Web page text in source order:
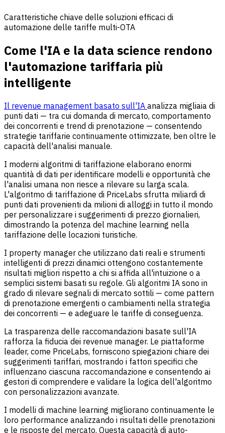
Caratteristiche chiave delle soluzioni efficaci di
automazione delle tariffe multi-OTA
Come l'IA e la data science rendono
l'automazione tariffaria più
intelligente
Il revenue management basato sull'IA analizza migliaia di
punti dati — tra cui domanda di mercato, comportamento
dei concorrenti e trend di prenotazione — consentendo
strategie tariffarie continuamente ottimizzate, ben oltre le
capacità dell'analisi manuale.
I moderni algoritmi di tariffazione elaborano enormi
quantità di dati per identificare modelli e opportunità che
l'analisi umana non riesce a rilevare su larga scala.
L'algoritmo di tariffazione di PriceLabs sfrutta miliardi di
punti dati provenienti da milioni di alloggi in tutto il mondo
per personalizzare i suggerimenti di prezzo giornalieri,
dimostrando la potenza del machine learning nella
tariffazione delle locazioni turistiche.
I property manager che utilizzano dati reali e strumenti
intelligenti di prezzi dinamici ottengono costantemente
risultati migliori rispetto a chi si affida all'intuizione o a
semplici sistemi basati su regole. Gli algoritmi IA sono in
grado di rilevare segnali di mercato sottili — come pattern
di prenotazione emergenti o cambiamenti nella strategia
dei concorrenti — e adeguare le tariffe di conseguenza.
La trasparenza delle raccomandazioni basate sull'IA
rafforza la fiducia dei revenue manager. Le piattaforme
leader, come PriceLabs, forniscono spiegazioni chiare dei
suggerimenti tariffari, mostrando i fattori specifici che
influenzano ciascuna raccomandazione e consentendo ai
gestori di comprendere e validare la logica dell'algoritmo
con personalizzazioni avanzate.
I modelli di machine learning migliorano continuamente le
loro performance analizzando i risultati delle prenotazioni
e le risposte del mercato. Questa capacità di auto-